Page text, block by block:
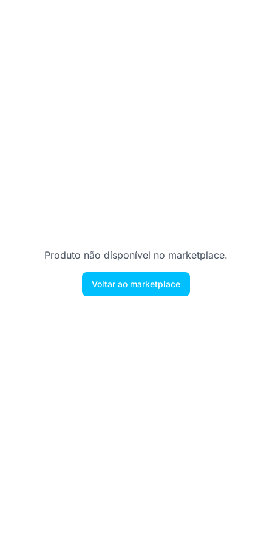
Produto não disponível no marketplace.
Voltar ao marketplace